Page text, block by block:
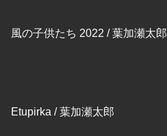
風の子供たち 2022 / 葉加瀬太郎
Etupirka / 葉加瀬太郎